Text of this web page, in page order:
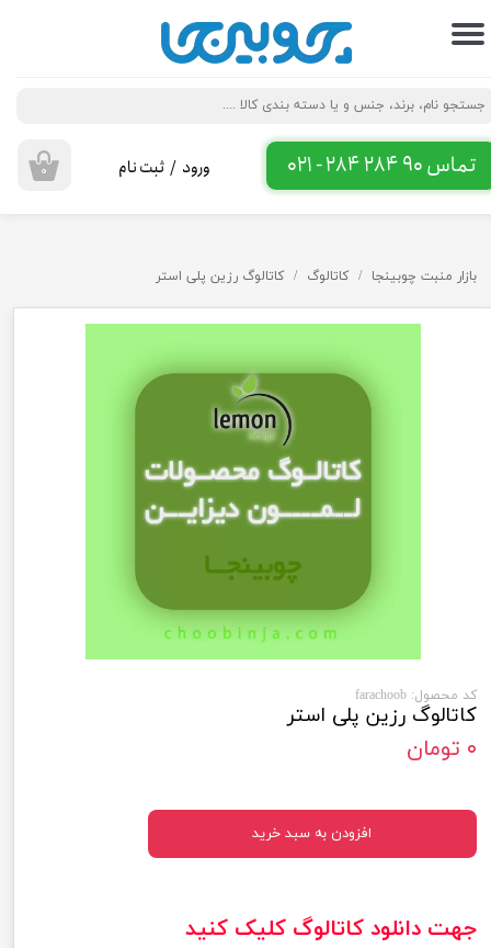
تماس 90 284 284 - 021 ۰ ورود / ثبت نام
حساب کاربری من
تغییر گذر واژه
سفارشات
خروج از حساب کاربری
بازار منبت چوبینجا کاتالوگ کاتالوگ رزین پلی استر
کاتالوگ رزین پلی استر
کد محصول: farachoob
۰ تومان
جهت دانلود کاتالوگ کلیک کنید
افزودن به سبد خرید